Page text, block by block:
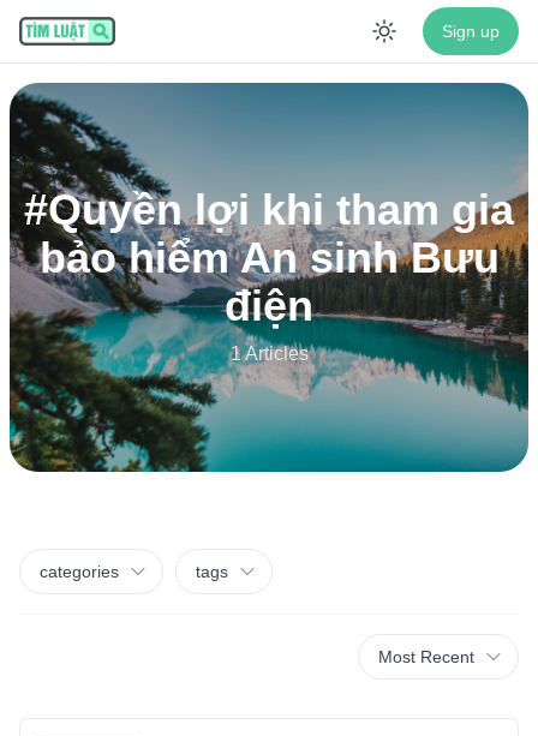
Enable
Sign up
#Quyền lợi khi tham gia
bảo hiểm An sinh Bưu
điện
1 Articles
categories tags
Most Recent